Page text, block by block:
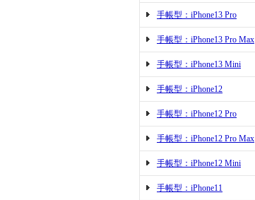
手帳型：iPhone13 Pro
手帳型：iPhone13 Pro Max
手帳型：iPhone13 Mini
手帳型：iPhone12
手帳型：iPhone12 Pro
手帳型：iPhone12 Pro Max
手帳型：iPhone12 Mini
手帳型：iPhone11